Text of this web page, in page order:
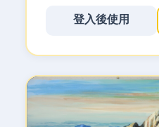
握 150 歲人生的主導
登入後使用